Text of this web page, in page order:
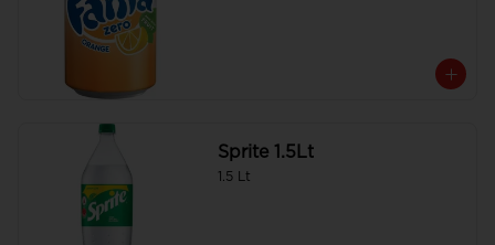
Sprite 1.5Lt
1.5 Lt